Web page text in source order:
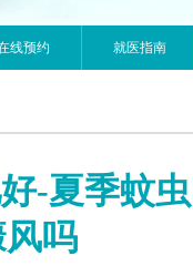
线预约 就医指南
-夏季蚊
吗